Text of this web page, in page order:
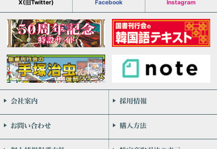
X(旧Twitter) Facebook Instagram
会社案内
お問い合わせ
個人情報保護方針